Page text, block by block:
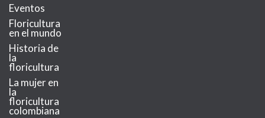
Eventos
Floricultura
en el mundo
Historia de
la
floricultura
La mujer en
la
floricultura
colombiana